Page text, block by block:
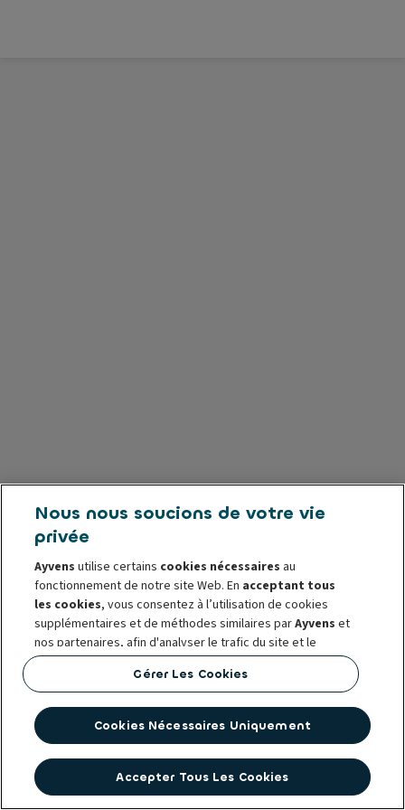
Nous nous soucions de votre vie
privée
Ayvens utilise certains cookies nécessaires au
fonctionnement de notre site Web. En acceptant tous
les cookies, vous consentez à l’utilisation de cookies
supplémentaires et de méthodes similaires parAyvens et
nos partenaires, afin d'analyser le trafic du site et le
comportement en ligne, d'offrir des fonctionnalités
relatives aux réseaux sociaux et de personnaliser le
Vous pouvez
ou retirer votre
consentement à tout moment. Ceci ne porte pas atteinte
à la légalité de leur utilisation jusqu’à la révocation. Pour
plus d’informations, consultez notre politique en
Gérer Les Cookies
Cookies Nécessaires Uniquement
Accepter Tous Les Cookies